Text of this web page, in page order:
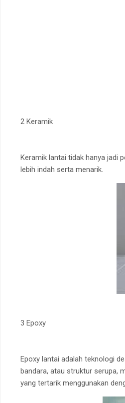
2 Keramik
Keramik lantai tidak hanya jadi
lebih indah serta menarik.
3 Epoxy
Epoxy lantai adalah teknologi
bandara, atau struktur serupa,
yang tertarik menggunakan